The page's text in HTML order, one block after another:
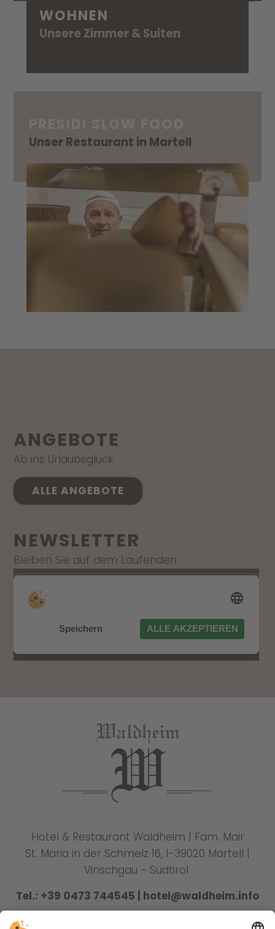
WOHNEN
Unsere Zimmer & Suiten
Unser Restaurant in Martell
ANGEBOTE
Ab ins Urlaubsglück
ALLE ANGEBOTE
NEWSLETTER
Bleiben Sie auf dem Laufenden
Hotel & Restaurant Waldheim | Fam. Mair
St. Maria in der Schmelz 16, I-39020 Martell |
Vinschgau - Südtirol
Tel.: +39 0473 744545 hotel@waldheim.info